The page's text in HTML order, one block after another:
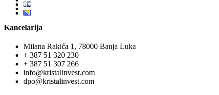
Kancelarija
Milana Rakića 1, 78000 Banja Luka
+ 387 51 320 230
+ 387 51 307 266
info@kristalinvest.com
dpo@kristalinvest.com